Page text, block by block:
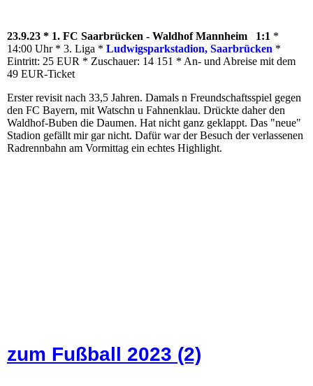
23.9.23 * 1. FC Saarbrücken - Waldhof Mannheim 1:1 *
14:00 Uhr * 3. Liga * Ludwigsparkstadion, Saarbrücken *
Eintritt: 25 EUR * Zuschauer: 14 151 * An- und Abreise mit dem
49 EUR-Ticket
Erster revisit nach 33,5 Jahren. Damals n Freundschaftsspiel gegen
den FC Bayern, mit Watschn u Fahnenklau. Drückte daher den
Waldhof-Buben die Daumen. Hat nicht ganz geklappt. Das "neue"
Stadion gefällt mir gar nicht. Dafür war der Besuch der verlassenen
Radrennbahn am Vormittag ein echtes Highlight.
zum Fußball 2023 (2)